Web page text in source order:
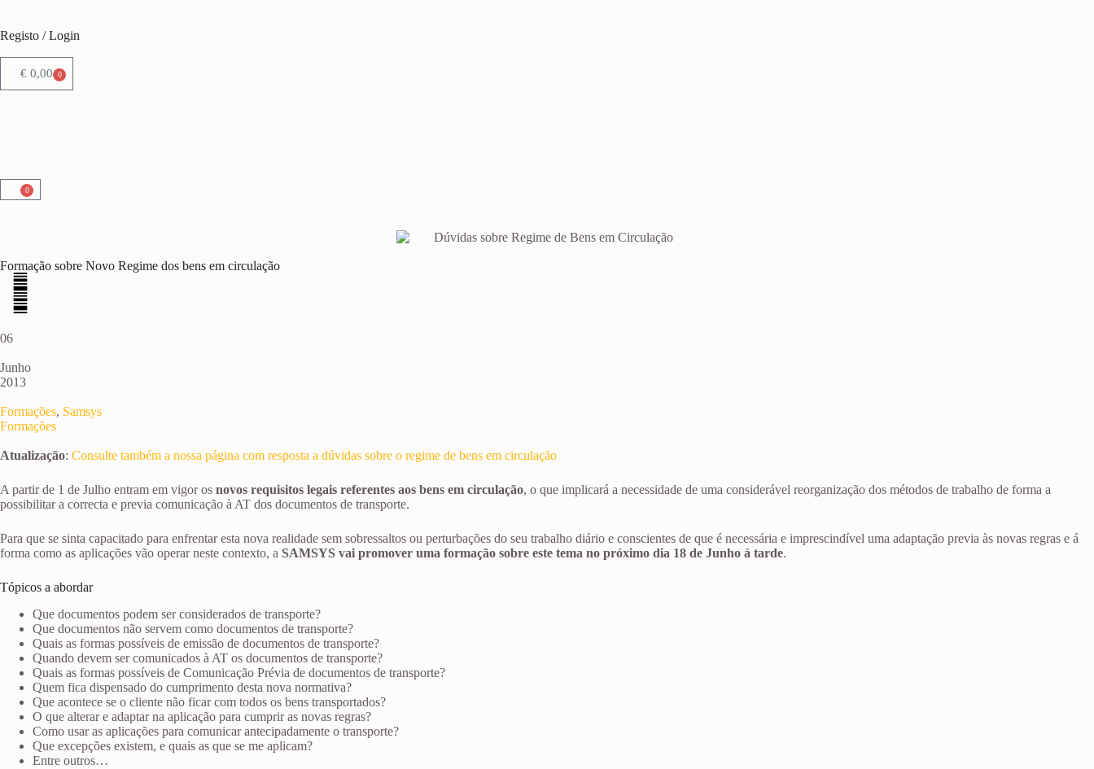
Registo / Login
€ 0,00 0
0
Formação sobre Novo Regime dos bens em circulação
06
Junho
2013
Formações, Samsys
Formações
Atualização: Consulte também a nossa página com resposta a dúvidas sobre o regime de bens em circulação
A partir de 1 de Julho entram em vigor os novos requisitos legais referentes aos bens em circulação, o que implicará a necessidade de uma considerável reorganização dos métodos de trabalho de forma a
possibilitar a correcta e previa comunicação à AT dos documentos de transporte.
Para que se sinta capacitado para enfrentar esta nova realidade sem sobressaltos ou perturbações do seu trabalho diário e conscientes de que é necessária e imprescindível uma adaptação previa às novas regras e á
forma como as aplicações vão operar neste contexto, a SAMSYS vai promover uma formação sobre este tema no próximo dia 18 de Junho á tarde.
Tópicos a abordar
Que documentos podem ser considerados de transporte?
Que documentos não servem como documentos de transporte?
Quais as formas possíveis de emissão de documentos de transporte?
Quando devem ser comunicados à AT os documentos de transporte?
Quais as formas possíveis de Comunicação Prévia de documentos de transporte?
Quem fica dispensado do cumprimento desta nova normativa?
Que acontece se o cliente não ficar com todos os bens transportados?
O que alterar e adaptar na aplicação para cumprir as novas regras?
Como usar as aplicações para comunicar antecipadamente o transporte?
Que excepções existem, e quais as que se me aplicam?
Entre outros…